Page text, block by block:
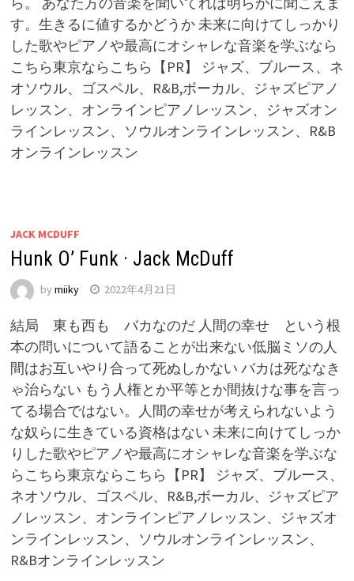
す。生きるに値するかどうか 未来に向けてしっかり
した歌やピアノや最高にオシャレな音楽を学ぶなら
こちら東京ならこちら【PR】 ジャズ、ブルース、ネ
オソウル、ゴスペル、R&B,ボーカル、ジャズピアノ
レッスン、オンラインピアノレッスン、ジャズオン
ラインレッスン、ソウルオンラインレッスン、R&B
オンラインレッスン
JACK MCDUFF
Hunk O’ Funk · Jack McDuff
by miiky 2022年4月21日
結局 東も西も バカなのだ 人間の幸せ という根
本の問いについて語ることが出来ない低脳ミソの人
間はお互いやり合って死ぬしかない バカは死ななき
ゃ治らない もう人権とか平等とか間抜けな事を言っ
てる場合ではない。人間の幸せが考えられないよう
な奴らに生きている資格はない 未来に向けてしっか
りした歌やピアノや最高にオシャレな音楽を学ぶな
らこちら東京ならこちら【PR】 ジャズ、ブルース、
ネオソウル、ゴスペル、R&B,ボーカル、ジャズピア
ノレッスン、オンラインピアノレッスン、ジャズオ
ンラインレッスン、ソウルオンラインレッスン、
R&Bオンラインレッスン